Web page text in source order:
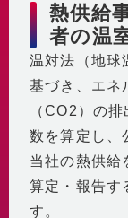
自社の取
BCP
非常時を
BCP基本計
地域連携
教育機関
街づくり
経済性
環境性
みなとみ
供給エリア
供給設備
センタ
企業理念
2030ビジ
決算情報
各種公開
地球温暖
熱供給
者の温
温対法（地球
基づき、エネ
（CO2）の
数を算定し、
当社の熱供給
算定・報告す
す。